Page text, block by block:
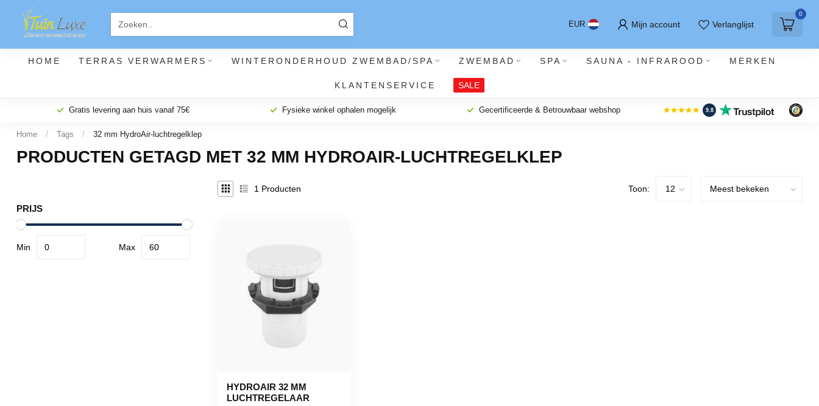
EUR Mijn account Verlanglijst
0
HOME TERRAS VERWARMERS WINTERONDERHOUD ZWEMBAD/SPA ZWEMBAD SPA SAUNA - INFRAROOD MERKEN
KLANTENSERVICE SALE
Gratis levering aan huis vanaf 75€ Fysieke winkel ophalen mogelijk Gecertificeerde & Betrouwbaar webshop 9.8
Home / Tags / 32 mm HydroAir-luchtregelklep
PRODUCTEN GETAGD MET 32 MM HYDROAIR-LUCHTREGELKLEP
PRIJS
Min Max
1 Producten Toon:
HYDROAIR 32 MM
LUCHTREGELAAR